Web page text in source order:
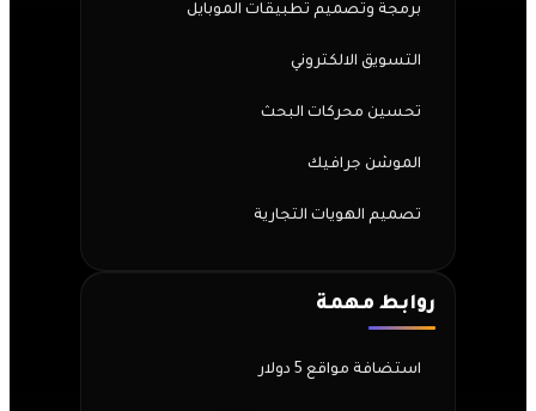
برمجة وتصميم تطبيقات الموبايل
التسويق الالكتروني
تحسين محركات البحث
الموشن جرافيك
تصميم الهويات التجارية
روابط مهمة
استضافة مواقع 5 دولار